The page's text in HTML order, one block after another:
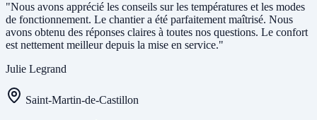
"Nous avons apprécié les conseils sur les températures et les modes
de fonctionnement. Le chantier a été parfaitement maîtrisé. Nous
avons obtenu des réponses claires à toutes nos questions. Le confort
est nettement meilleur depuis la mise en service."
Julie Legrand
Saint-Martin-de-Castillon